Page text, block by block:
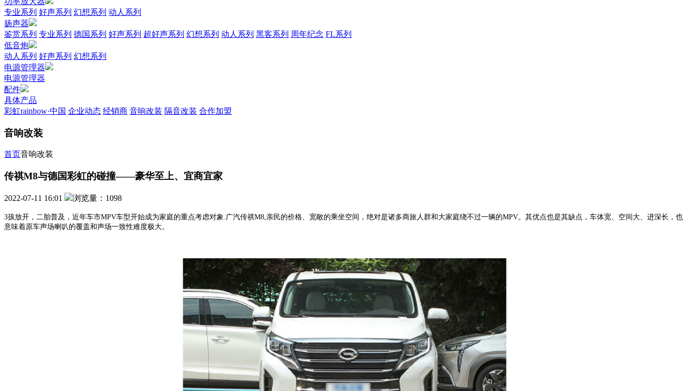
专业系列 好声系列 幻想系列 动人系列
扬声器
鉴赏系列 专业系列 德国系列 好声系列 超好声系列 幻想系列 动人系列 黑客系列 周年纪念 FL系列
低音炮
动人系列 好声系列 幻想系列
电源管理器
电源管理器
配件
具体产品
彩虹rainbow·中国 企业动态 经销商 音响改装 隔音改装 合作加盟
音响改装
首页音响改装
传祺M8与德国彩虹的碰撞——豪华至上、宜商宜家
2022-07-11 16:01 浏览量：1098
3孩放开，二胎普及， 近年车市MPV车型开始成为家庭的重点考虑对象 广汽传祺M8 亲民的价格、宽敞的乘坐空间，绝对是诸多商旅人群和大家庭绕不过一辆的MPV。 其优点也是其缺点，车体宽、空间大、进深长，也
意味着原车声场喇叭的覆盖和声场一致性难度极大。